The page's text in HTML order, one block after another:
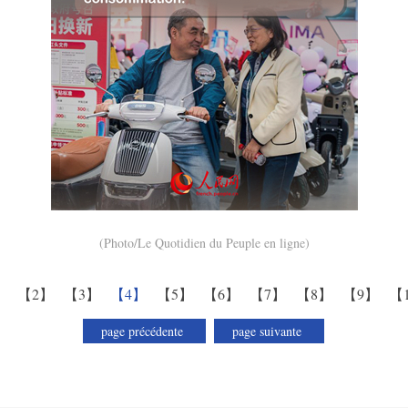
(Photo/Le Quotidien du Peuple en ligne)
【2】 【3】 【4】 【5】 【6】 【7】 【8】 【9】
page précédente page suivante